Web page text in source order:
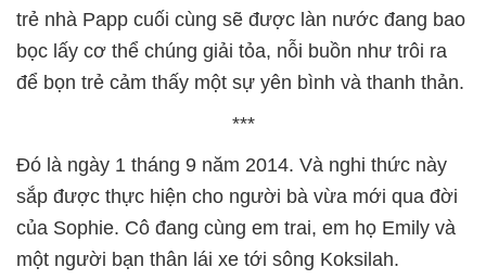
trẻ nhà Papp cuối cùng sẽ được làn nước đang bao
bọc lấy cơ thể chúng giải tỏa, nỗi buồn như trôi ra
để bọn trẻ cảm thấy một sự yên bình và thanh thản.
***
Đó là ngày 1 tháng 9 năm 2014. Và nghi thức này
sắp được thực hiện cho người bà vừa mới qua đời
của Sophie. Cô đang cùng em trai, em họ Emily và
một người bạn thân lái xe tới sông Koksilah.